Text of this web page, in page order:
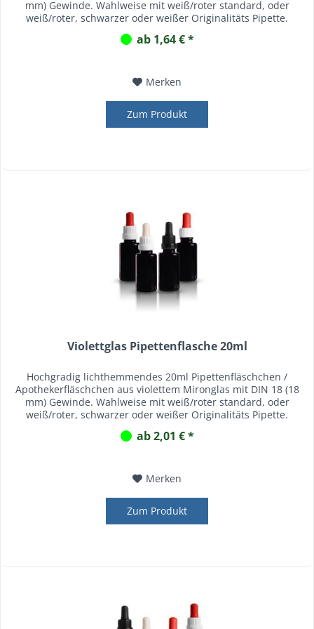
mm) Gewinde. Wahlweise mit weiß/roter standard, oder
weiß/roter, schwarzer oder weißer Originalitäts Pipette.
ab 1,64 € *
Merken
Zum Produkt
Violettglas Pipettenflasche 20ml
Hochgradig lichthemmendes 20ml Pipettenfläschchen /
Apothekerfläschchen aus violettem Mironglas mit DIN 18 (18
mm) Gewinde. Wahlweise mit weiß/roter standard, oder
weiß/roter, schwarzer oder weißer Originalitäts Pipette.
ab 2,01 € *
Merken
Zum Produkt